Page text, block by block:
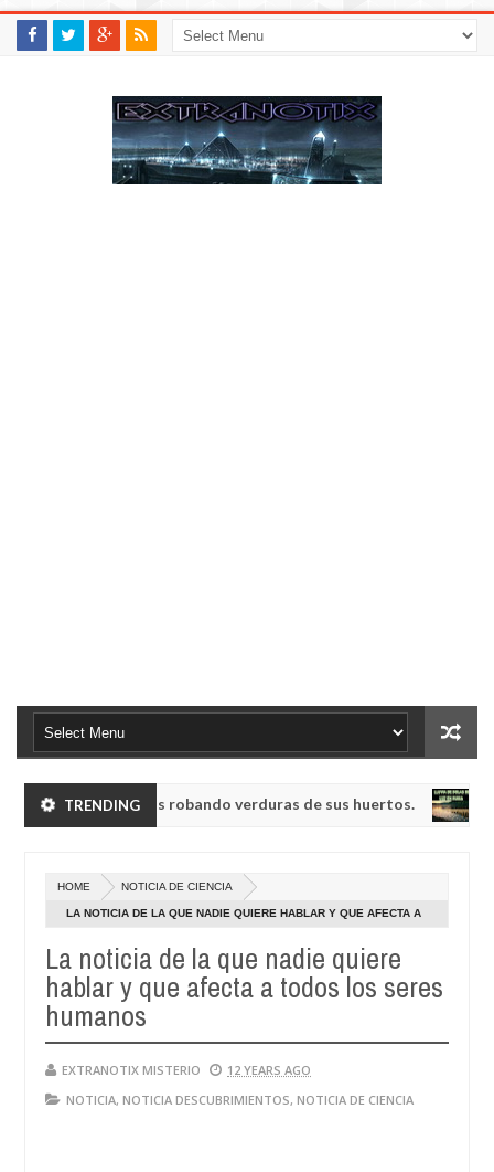
TRENDING
enanos robando verduras de sus huertos. NOTICIA
enanos robando verduras de sus huertos.
May
2025
76, conocida como la radio del fin del mundo volvió a emitir
HOME NOTICIA DE CIENCIA
LA NOTICIA DE LA QUE NADIE QUIERE HABLAR Y QUE AFECTA A
La noticia de la que nadie quiere
hablar y que afecta a todos los seres
humanos
EXTRANOTIX MISTERIO
12 YEARS AGO
NOTICIA, NOTICIA DESCUBRIMIENTOS, NOTICIA DE CIENCIA